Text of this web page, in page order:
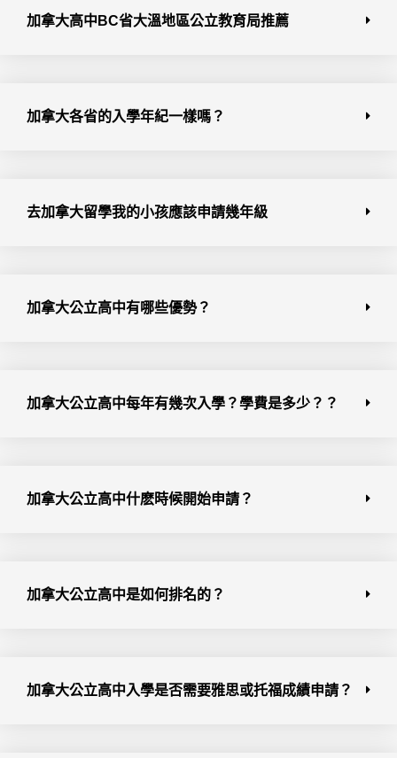
加拿大高中BC省大溫地區公立教育局推薦
加拿大各省的入學年紀一樣嗎？
去加拿大留學我的小孩應該申請幾年級
加拿大公立高中有哪些優勢？
加拿大公立高中每年有幾次入學？學費是多少？？
加拿大公立高中什麽時候開始申請？
加拿大公立高中是如何排名的？
加拿大公立高中入學是否需要雅思或托福成績申請？